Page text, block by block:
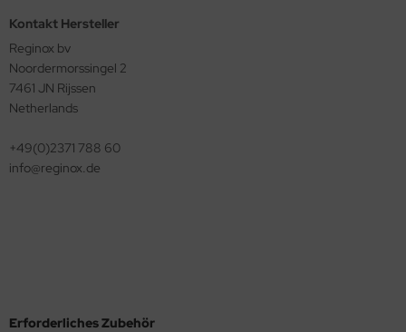
Kontakt Hersteller
Reginox bv
Noordermorssingel 2
7461 JN Rijssen
Netherlands
+49(0)2371 788 60
info@reginox.de
Erforderliches Zubehör